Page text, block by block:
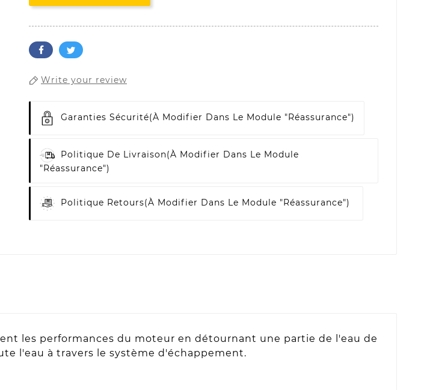
Write your review
Garanties Sécurité(à Modifier Dans Le Module "Réassurance")
Politique De Livraison(à Modifier Dans Le Module
"Réassurance")
Politique Retours(à Modifier Dans Le Module "Réassurance")
les performances du moteur en détournant une partie de l'eau de
l'eau à travers le système d'échappement.